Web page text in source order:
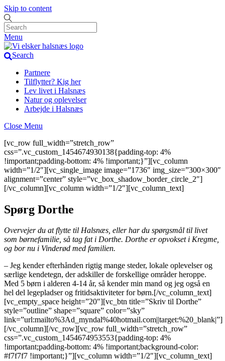
Skip to content
Menu
Search
Partnere
Tilflytter? Kig her
Lev livet i Halsnæs
Natur og oplevelser
Arbejde i Halsnæs
Close Menu
[vc_row full_width=”stretch_row”
css=”.vc_custom_1454674930138{padding-top: 4%
!important;padding-bottom: 4% !important;}”][vc_column
width=”1/2″][vc_single_image image=”1736″ img_size=”300×300″
alignment=”center” style=”vc_box_shadow_border_circle_2″]
[/vc_column][vc_column width=”1/2″][vc_column_text]
Spørg Dorthe
Overvejer du at flytte til Halsnæs, eller har du spørgsmål til livet
som børnefamilie, så tag fat i Dorthe. Dorthe er opvokset i Kregme,
og bor nu i Vinderød med familien.
– Jeg kender efterhånden rigtig mange steder, lokale oplevelser og
særlige kendetegn, der adskiller de forskellige områder heroppe.
Med 5 børn i alderen 4-14 år, så kender min mand og jeg også en
hel del legepladser og fritidsaktiviteter for børn.[/vc_column_text]
[vc_empty_space height=”20″][vc_btn title=”Skriv til Dorthe”
style=”outline” shape=”square” color=”sky”
link=”url:mailto%3Ad_myndal%40hotmail.com||target:%20_blank|”]
[/vc_column][/vc_row][vc_row full_width=”stretch_row”
css=”.vc_custom_1454674953553{padding-top: 4%
!important;padding-bottom: 4% !important;background-color:
#f7f7f7 !important;}”][vc_column width=”1/2″][vc_column_text]